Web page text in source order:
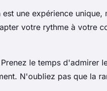
est une expérience
votre rythme à votre
le temps d'admirer
N'oubliez pas que la